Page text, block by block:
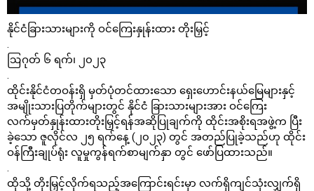
နိုင်ငံခြားသားများကို ဝင်ကြေးနှုန်းထား တိုးမြှင့်
.
ဩဂုတ် ၆ ရက်၊ ၂၀၂၃
.
ထိုင်းနိုင်ငံတဝန်းရှိ မှတ်ပုံတင်ထားသော ရှေးဟောင်းနယ်မြေများနှင့်
အမျိုးသားပြတိုက်များတွင် နိုင်ငံ ခြားသားများအား ဝင်ကြေး
လက်မှတ်နှုန်းထားတိုးမြှင့်ရန်အဆိုပြုချက်ကို ထိုင်းအစိုးရအဖွဲ့က ပြီး
ခဲ့သော ဇူလိုင်လ ၂၅ ရက်နေ့ (၂၀၂၃) တွင် အတည်ပြုခဲ့သည်ဟု ထိုင်း
ဝန်ကြီးချုပ်ရုံး လူမှုကွန်ရက်စာမျက်နှာ တွင် ဖော်ပြထားသည်။
.
ထိုသို့ တိုးမြှင့်လိုက်ရသည့်အကြောင်းရင်းမှာ လက်ရှိကျင်သုံးလျှက်ရှိ